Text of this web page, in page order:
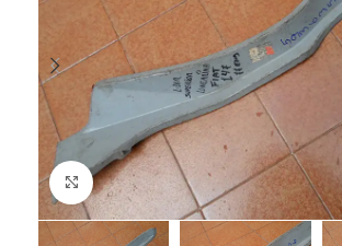
Click to enlarge